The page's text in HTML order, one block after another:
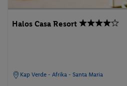
Halos Casa Resort
Kap Verde - Afrika - Santa Maria